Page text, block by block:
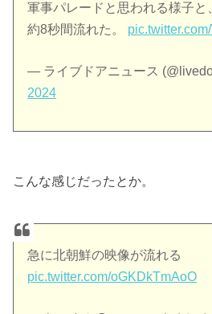
軍事パレードと思われる様子
約8秒間流れた。
— ライブドアニュース
2024
こんな感じだったとか。
急に北朝鮮の映像が流れる
pic.twitter.com/oGKDkTmAoO